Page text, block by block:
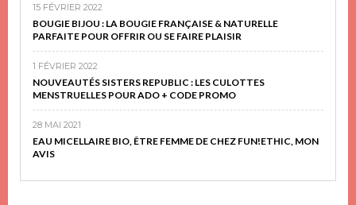
15 FÉVRIER 2022
BOUGIE BIJOU : LA BOUGIE FRANÇAISE & NATURELLE
PARFAITE POUR OFFRIR OU SE FAIRE PLAISIR
1 FÉVRIER 2022
NOUVEAUTÉS SISTERS REPUBLIC : LES CULOTTES
MENSTRUELLES POUR ADO + CODE PROMO
28 MAI 2021
EAU MICELLAIRE BIO, ÊTRE FEMME DE CHEZ FUN!ETHIC, MON
AVIS